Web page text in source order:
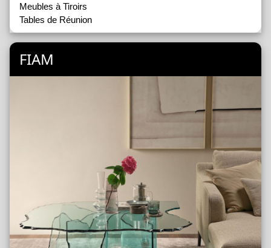
Meubles à Tiroirs
Tables de Réunion
FIAM